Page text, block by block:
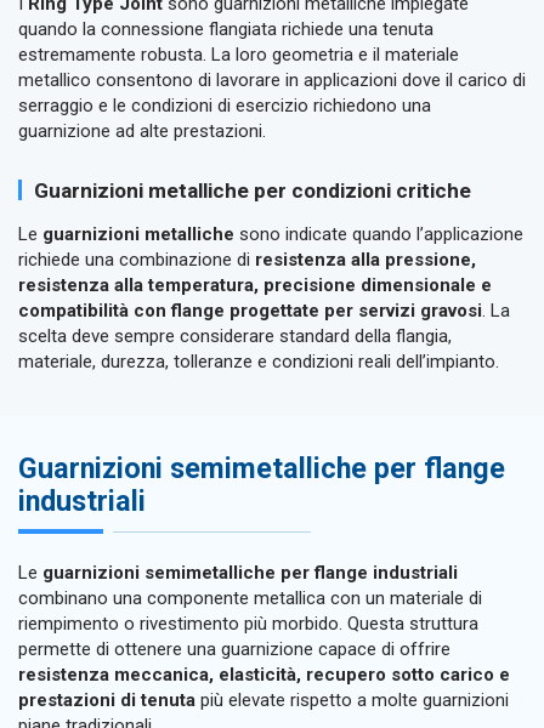
quando la connessione flangiata richiede una tenuta
estremamente robusta. La loro geometria e il materiale
metallico consentono di lavorare in applicazioni dove il carico di
serraggio e le condizioni di esercizio richiedono una
guarnizione ad alte prestazioni.
Guarnizioni metalliche per condizioni critiche
Le guarnizioni metalliche sono indicate quando l’applicazione
richiede una combinazione di resistenza alla pressione,
resistenza alla temperatura, precisione dimensionale e
compatibilità con flange progettate per servizi gravosi. La
scelta deve sempre considerare standard della flangia,
materiale, durezza, tolleranze e condizioni reali dell’impianto.
Guarnizioni semimetalliche per flange
industriali
Le guarnizioni semimetalliche per flange industriali
combinano una componente metallica con un materiale di
riempimento o rivestimento più morbido. Questa struttura
permette di ottenere una guarnizione capace di offrire
resistenza meccanica, elasticità, recupero sotto carico e
prestazioni di tenuta più elevate rispetto a molte guarnizioni